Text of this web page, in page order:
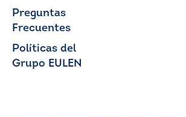
Preguntas
Frecuentes
Políticas del
Grupo EULEN